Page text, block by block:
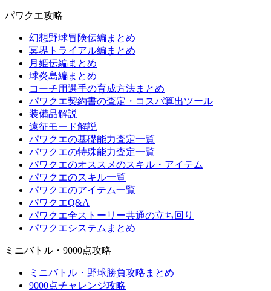
パワクエ攻略
幻想野球冒険伝編まとめ
冥界トライアル編まとめ
月姫伝編まとめ
球炎島編まとめ
コーチ用選手の育成方法まとめ
パワクエ契約書の査定・コスパ算出ツール
装備品解説
遠征モード解説
パワクエの基礎能力査定一覧
パワクエの特殊能力査定一覧
パワクエのオススメのスキル・アイテム
パワクエのスキル一覧
パワクエのアイテム一覧
パワクエQ&A
パワクエ全ストーリー共通の立ち回り
パワクエシステムまとめ
ミニバトル・9000点攻略
ミニバトル・野球勝負攻略まとめ
9000点チャレンジ攻略